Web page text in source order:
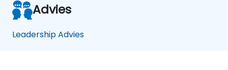
Advies
Leadership Advies